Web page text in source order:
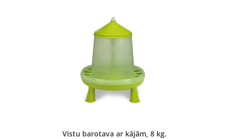
Vistu barotava ar kājām, 8 kg.